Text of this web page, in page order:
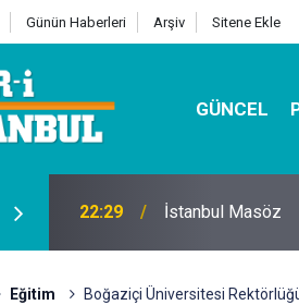
Günün Haberleri Arşiv Sitene Ekle
GÜNCEL
07:32 Kutu Sihirbazı ile
Eğitim Boğaziçi Üniversitesi